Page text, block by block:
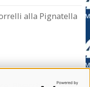
alla Pignatella